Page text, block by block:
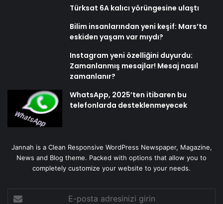
Türksat 6A kalıcı yörüngesine ulaştı
Bilim insanlarından yeni keşif: Mars’ta
eskiden yaşam var mıydı?
Instagram yeni özelliğini duyurdu:
Zamanlanmış mesajlar! Mesaj nasıl
zamanlanır?
WhatsApp, 2025’ten itibaren bu
telefonlarda desteklenmeyecek
Jannah is a Clean Responsive WordPress Newspaper, Magazine,
News and Blog theme. Packed with options that allow you to
completely customize your website to your needs.